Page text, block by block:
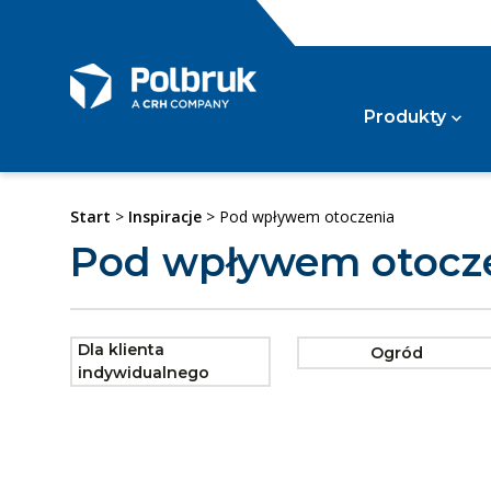
Produkty
Wg kategorii
Wg typu
Start > Inspiracje > Pod wpływem otoczenia
Pod wpływem
Dla klienta
indywidualnego
Ogród